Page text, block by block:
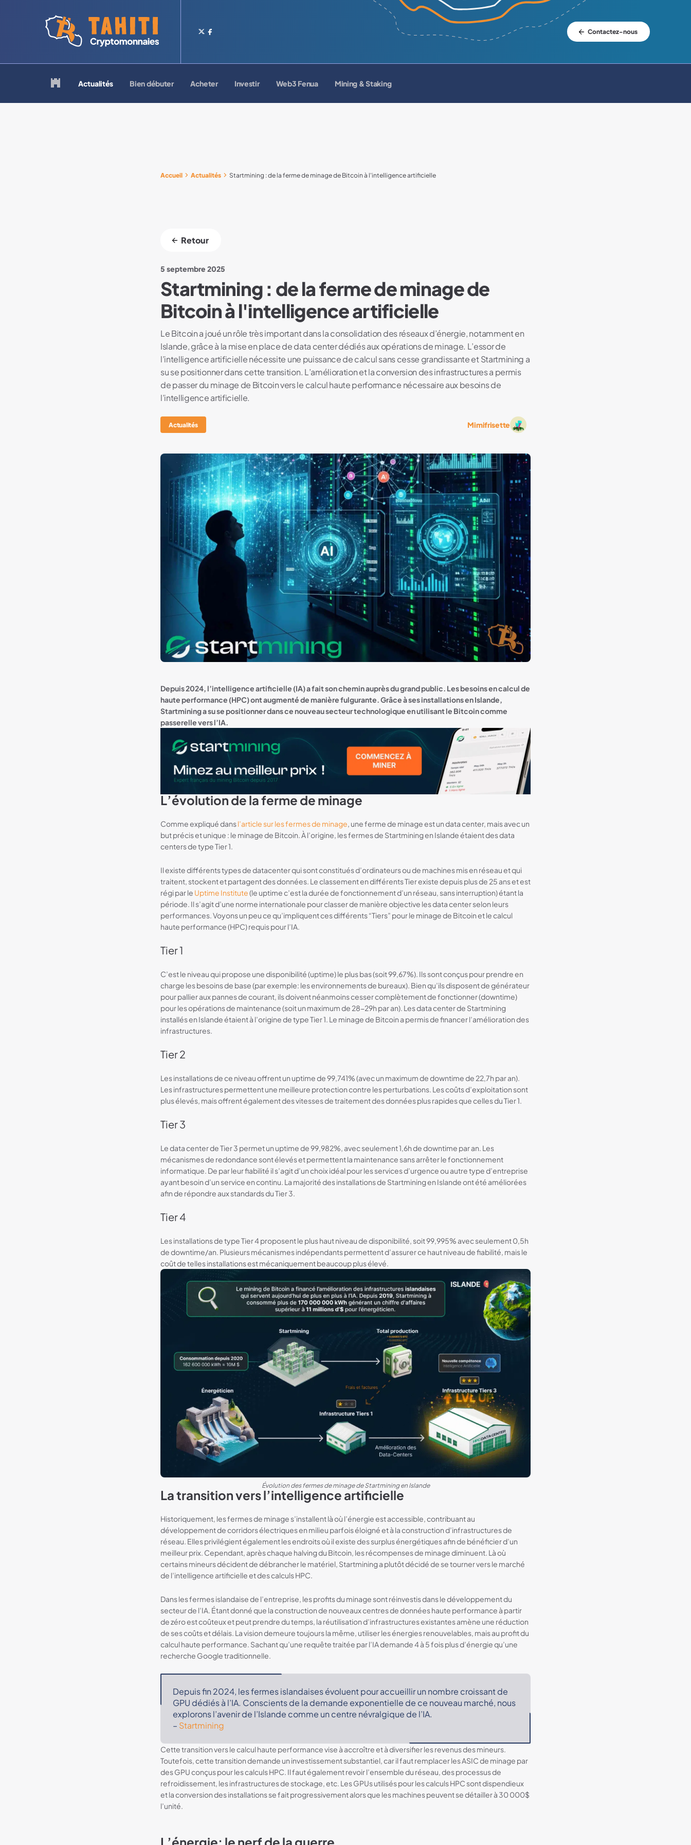
Contactez-nous
Retour à la page d'accueil
Actualités Bien débuter Acheter Investir Web3 Fenua Mining & Staking
Accueil Actualités Startmining : de la ferme de minage de Bitcoin à l'intelligence artificielle
Retour
5 septembre 2025
Startmining : de la ferme de minage de
Bitcoin à l'intelligence artificielle
Le Bitcoin a joué un rôle très important dans la consolidation des réseaux d’énergie, notamment en
Islande, grâce à la mise en place de data center dédiés aux opérations de minage. L’essor de
l’intelligence artificielle nécessite une puissance de calcul sans cesse grandissante et Startmining a
su se positionner dans cette transition. L’amélioration et la conversion des infrastructures a permis
de passer du minage de Bitcoin vers le calcul haute performance nécessaire aux besoins de
l’intelligence artificielle.
Actualités Mimifrisette
Depuis 2024, l’intelligence artificielle (IA) a fait son chemin auprès du grand public. Les besoins en calcul de
haute performance (HPC) ont augmenté de manière fulgurante. Grâce à ses installations en Islande,
Startmining a su se positionner dans ce nouveau secteur technologique en utilisant le Bitcoin comme
passerelle vers l’IA.
Start Mining 1
L’évolution de la ferme de minage
Comme expliqué dansl’article sur les fermes de minage, une ferme de minage est un data center, mais avec un
but précis et unique : le minage de Bitcoin. À l’origine, les fermes de Startmining en Islande étaient des data
centers de type Tier 1.
Il existe différents types de datacenter qui sont constitués d’ordinateurs ou de machines mis en réseau et qui
traitent, stockent et partagent des données. Le classement en différents Tier existe depuis plus de 25 ans et est
régi par le Uptime Institute(le uptime c’est la durée de fonctionnement d’un réseau, sans interruption) étant la
période. Il s’agit d’une norme internationale pour classer de manière objective les data center selon leurs
performances. Voyons un peu ce qu’impliquent ces différents “Tiers” pour le minage de Bitcoin et le calcul
haute performance (HPC) requis pour l’IA.
Tier 1
C’est le niveau qui propose une disponibilité (uptime) le plus bas (soit 99,67%). Ils sont conçus pour prendre en
charge les besoins de base (par exemple: les environnements de bureaux). Bien qu’ils disposent de générateur
pour pallier aux pannes de courant, ils doivent néanmoins cesser complètement de fonctionner (downtime)
pour les opérations de maintenance (soit un maximum de 28-29h par an). Les data center de Startmining
installés en Islande étaient à l’origine de type Tier 1. Le minage de Bitcoin a permis de financer l’amélioration des
infrastructures.
Tier 2
Les installations de ce niveau offrent un uptime de 99,741% (avec un maximum de downtime de 22,7h par an).
Les infrastructures permettent une meilleure protection contre les perturbations. Les coûts d’exploitation sont
plus élevés, mais offrent également des vitesses de traitement des données plus rapides que celles du Tier 1.
Tier 3
Le data center de Tier 3 permet un uptime de 99,982%, avec seulement 1,6h de downtime par an. Les
mécanismes de redondance sont élevés et permettent la maintenance sans arrêter le fonctionnement
informatique. De par leur fiabilité il s’agit d’un choix idéal pour les services d’urgence ou autre type d’entreprise
ayant besoin d’un service en continu. La majorité des installations de Startmining en Islande ont été améliorées
afin de répondre aux standards du Tier 3.
Tier 4
Les installations de type Tier 4 proposent le plus haut niveau de disponibilité, soit 99,995% avec seulement 0,5h
de downtime/an. Plusieurs mécanismes indépendants permettent d’assurer ce haut niveau de fiabilité, mais le
coût de telles installations est mécaniquement beaucoup plus élevé.
Évolution des fermes de minage de Startmining en Islande
La transition vers l’intelligence artificielle
Historiquement, les fermes de minage s’installent là où l’énergie est accessible, contribuant au
développement de corridors électriques en milieu parfois éloigné et à la construction d’infrastructures de
réseau. Elles privilégient également les endroits où il existe des surplus énergétiques afin de bénéficier d’un
meilleur prix. Cependant, après chaque halving du Bitcoin, les récompenses de minage diminuent. Là où
certains mineurs décident de débrancher le matériel, Startmining a plutôt décidé de se tourner vers le marché
de l’intelligence artificielle et des calculs HPC.
Dans les fermes islandaise de l’entreprise, les profits du minage sont réinvestis dans le développement du
secteur de l’IA. Étant donné que la construction de nouveaux centres de données haute performance à partir
de zéro est coûteux et peut prendre du temps, la réutilisation d’infrastructures existantes amène une réduction
de ses coûts et délais. La vision demeure toujours la même, utiliser les énergies renouvelables, mais au profit du
calcul haute performance. Sachant qu’une requête traitée par l’IA demande 4 à 5 fois plus d’énergie qu’une
recherche Google traditionnelle.
Depuis fin 2024, les fermes islandaises évoluent pour accueillir un nombre croissant de
GPU dédiés à l’IA. Conscients de la demande exponentielle de ce nouveau marché, nous
explorons l’avenir de l’Islande comme un centre névralgique de l’IA.
– Startmining
Cette transition vers le calcul haute performance vise à accroître et à diversifier les revenus des mineurs.
Toutefois, cette transition demande un investissement substantiel, car il faut remplacer les ASIC de minage par
des GPU conçus pour les calculs HPC. Il faut également revoir l’ensemble du réseau, des processus de
refroidissement, les infrastructures de stockage, etc. Les GPUs utilisés pour les calculs HPC sont dispendieux
et la conversion des installations se fait progressivement alors que les machines peuvent se détailler à 30 000$
l’unité.